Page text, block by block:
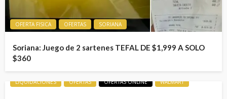
OFERTA FISICA OFERTAS SORIANA
Soriana: Juego de 2 sartenes TEFAL DE $1,999 A SOLO
$360
LIQUIDACIONES OFERTAS OFERTAS ONLINE WALMART